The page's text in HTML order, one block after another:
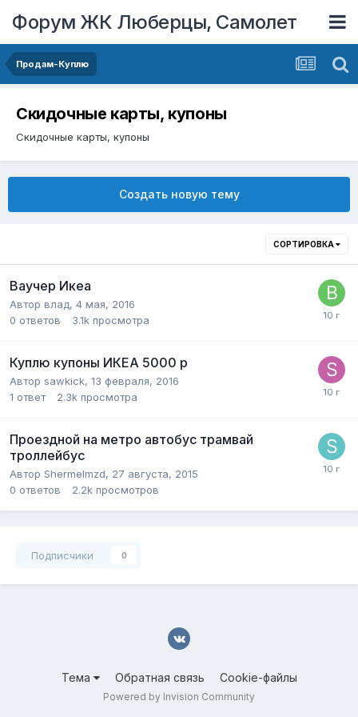
Форум ЖК Люберцы, Самолет
Продам-Куплю
Скидочные карты, купоны
Скидочные карты, купоны
Создать новую тему
СОРТИРОВКА
Ваучер Икеа
Автор влад, 4 мая, 2016
0 ответов 3.1k просмотра
Куплю купоны ИКЕА 5000 р
Автор sawkick, 13 февраля, 2016
1 ответ 2.3k просмотра
Проездной на метро автобус трамвай
троллейбус
Автор Shermelmzd, 27 августа, 2015
0 ответов 2.2k просмотров
Подписчики 0
Тема Обратная связь Cookie-файлы
Powered by Invision Community